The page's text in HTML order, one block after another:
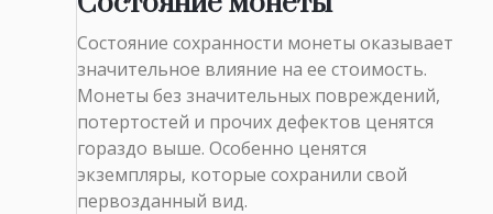
Состояние сохранности монеты оказывает
значительное влияние на ее стоимость.
Монеты без значительных повреждений,
потертостей и прочих дефектов ценятся
гораздо выше. Особенно ценятся
экземпляры, которые сохранили свой
первозданный вид.